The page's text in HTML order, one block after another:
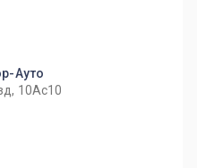
Ауто
10Ас10